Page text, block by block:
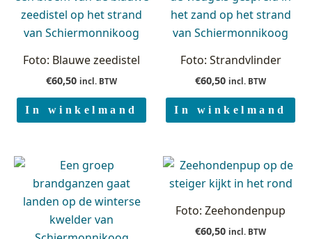
Foto: Blauwe zeedistel
€60,50 incl. BTW
In winkelmand
Foto: Strandvlinder
€60,50 incl. BTW
In winkelmand
Foto: Zeehondenpup
€60,50 incl. BTW